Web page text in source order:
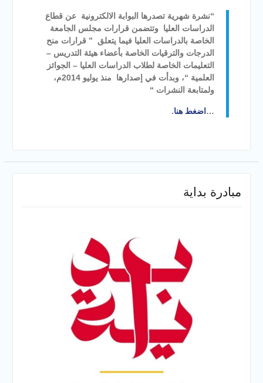
الجديدة
جامعة سوهاج تفتح أبوابها
لطلاب الثانوية العامة فى أولى
أيام المرحلة الأولى للتنسيق
الإلكتروني للقبول بالجامعات
2026
“نشرة شهرية تصدرها البوابة الالكترونية عن قطاع
الدراسات العليا وتتضمن قرارات مجلس الجامعة
الخاصة بالدراسات العليا فيما يتعلق ” قرارات منح
الدرجات والترقيات الخاصة بأعضاء هيئة التدريس –
التعليمات الخاصة لطلاب الدراسات العليا – الجوائز
العلمية “، وبدأت في إصدارها منذ يوليو 2014م،
ولمتابعة النشرات “
… اضغط هنا.
مبادرة بداية